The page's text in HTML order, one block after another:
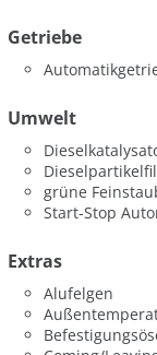
Getriebe
Umwelt
grüne
Start-Stop
Extras
Alufelgen